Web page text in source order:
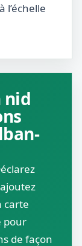
l’échelle
nid
carte
pour
de façon